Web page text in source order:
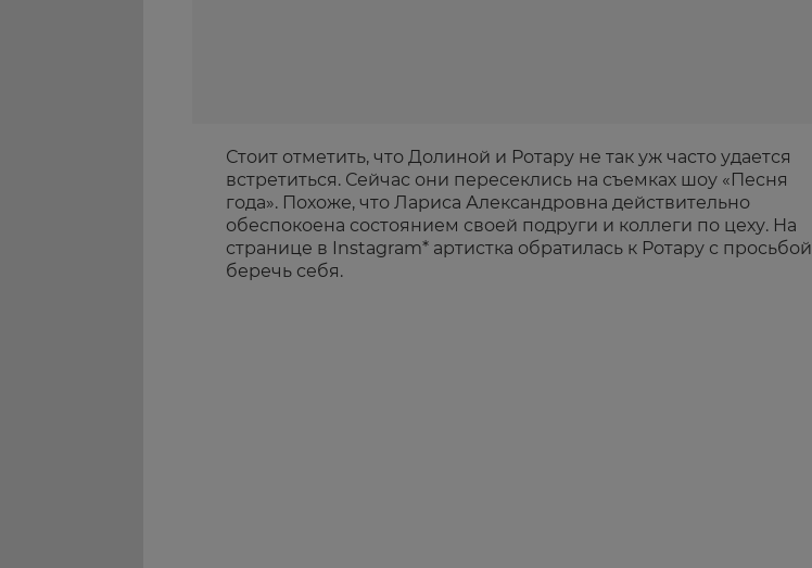
Стоит отметить, что Долиной и Ротару не так уж часто удается
встретиться. Сейчас они пересеклись на съемках шоу «Песня
года». Похоже, что Лариса Александровна действительно
обеспокоена состоянием своей подруги и коллеги по цеху. На
странице в Instagram* артистка обратилась к Ротару с просьбой
беречь себя.